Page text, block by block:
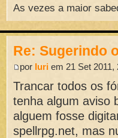
As vezes a maior
Re: Sugerindo
por Iuri em 21 Set 2011,
Trancar todos os
tenha algum aviso
alguem fosse
spellrpg.net, mas